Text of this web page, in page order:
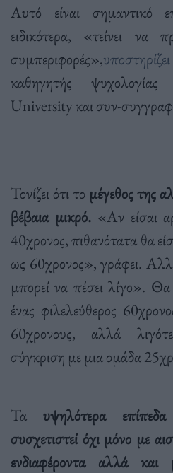
Αυτό είναι σημαντικό
ειδικότερα, «τείνει να
συμπεριφορές»,υποστηρίζει
καθηγητής
University και συν-
Τονίζει ότι το μέγεθος της
βέβαια μικρό.«Αν είσαι
40χρονος, πιθανότατα θα
ως 60χρονος», γράφει.
μπορεί να πέσει λίγο». Θα
ένας φιλελεύθερος
60χρονους, αλλά
σύγκριση με μια ομάδα
Τα υψηλότερα
συσχετιστεί όχι μόνο με
ενδιαφέροντα αλλά